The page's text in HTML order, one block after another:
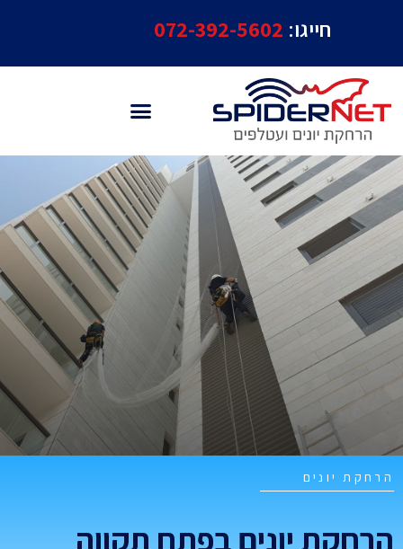
חייגו:072-392-5602
יונים
יונים בפתח תקווה